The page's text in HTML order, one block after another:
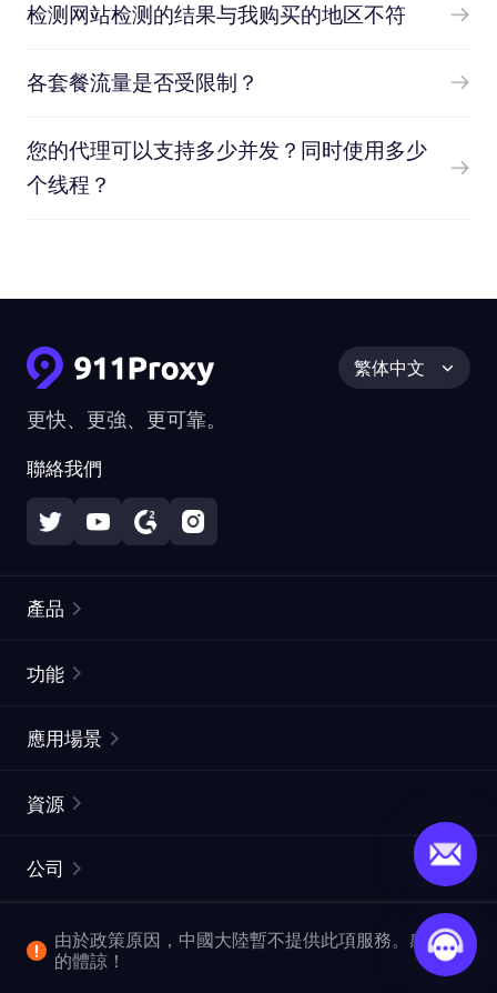
检测网站检测的结果与我购买的地区不符
各套餐流量是否受限制？
您的代理可以支持多少并发？同时使用多少
个线程？
更快、更強、更可靠。
聯絡我們
繁体中文
產品
靜態住宅代理
網頁擷取 API
視頻下載 API
功能
ISP代理
ProxySite
應用場景
市場研究
爬行和索引
資源
常見問題解答
位置
公司
企業服務
由於政策原因，中國大陸暫不提供此項服務。感謝您
的體諒！